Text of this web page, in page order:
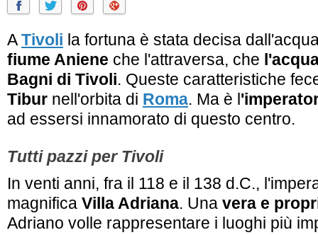
ATivoli la fortuna è stata decisa
fiume Aniene che l'attraversa, che
Bagni di Tivoli. Queste caratteristiche
Tibur nell'orbita di Roma. Ma è l
ad essersi innamorato di questo centro.
Tutti pazzi per Tivoli
In venti anni, fra il 118 e il 138 d.C.,
magnifica Villa Adriana. Una vera e
Adriano volle rappresentare i luoghi più